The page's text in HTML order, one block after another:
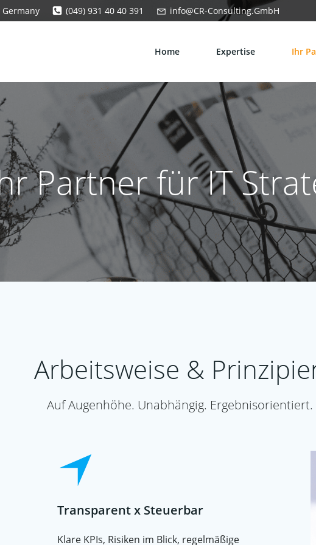
(049) 931 40 40 391 info@CR-Consulting.GmbH
Home Expertise Ihr
Partner für IT
Arbeitsweise &
Auf Augenhöhe. Unabhängig. Ergebnisorientiert.
Transparent x Steuerbar
Klare KPIs, Risiken im Blick, regelmäßige